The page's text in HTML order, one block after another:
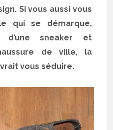
Si vous aussi vous
qui se démarque,
sneaker et
de ville, la
vous séduire.